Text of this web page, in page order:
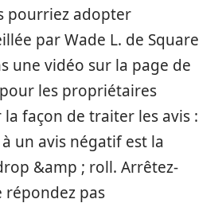
pourriez adopter
par Wade L. de Square
une vidéo sur la page de
les propriétaires
la façon de traiter les avis :
un avis négatif est la
&amp ; roll. Arrêtez-
répondez pas